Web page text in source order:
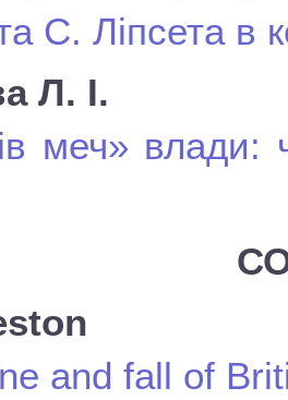
С. Ліпсета в
Л. І.
меч» влади:
and fall of